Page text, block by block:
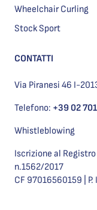
Wheelchair Curling
Stock Sport
CONTATTI
Via Piranesi 46 I-
Telefono: +39 02
Whistleblowing
Iscrizione al
n.1562/2017
CF 97016560159 |